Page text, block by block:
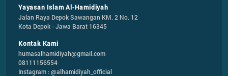
Yayasan Islam Al-Hamidiyah
Jalan Raya Depok Sawangan KM. 2 No. 12
Kota Depok - Jawa Barat 16345
Kontak Kami
humasalhamidiyah@gmail.com
08111156554
Instagram : @alhamidiyah_official